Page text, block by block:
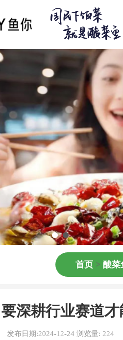
首页 > 酸菜
深耕行业赛道
发布日期:2024-12-24 浏览量: 224